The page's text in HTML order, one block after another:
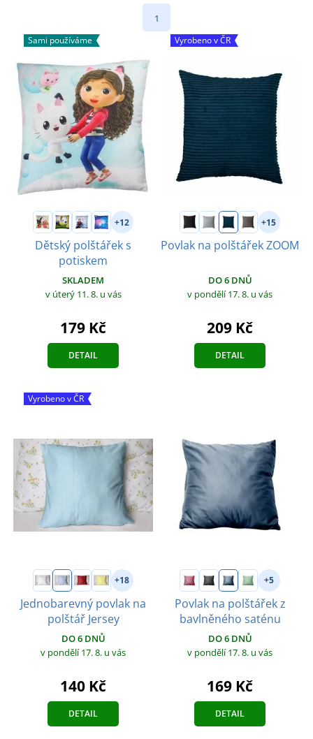
1
Sami používáme
+12
Dětský polštářek s
potiskem
SKLADEM
v úterý 11. 8. u vás
179 Kč
DETAIL
Vyrobeno v ČR
+15
Povlak na polštářek ZOOM
DO 6 DNŮ
v pondělí 17. 8. u vás
209 Kč
DETAIL
Vyrobeno v ČR
+18
Jednobarevný povlak na
polštář Jersey
DO 6 DNŮ
v pondělí 17. 8. u vás
140 Kč
DETAIL
+5
Povlak na polštářek z
bavlněného saténu
DO 6 DNŮ
v pondělí 17. 8. u vás
169 Kč
DETAIL